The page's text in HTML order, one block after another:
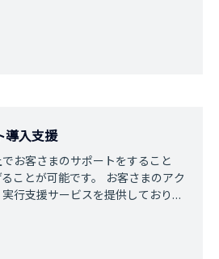
導入支援
お客さまのサポートをすること
ことが可能です。 お客さまのアク
行支援サービスを提供しておりま